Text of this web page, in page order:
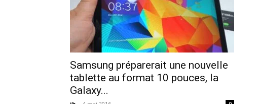
Samsung préparerait une nouvelle
tablette au format 10 pouces, la
Galaxy...